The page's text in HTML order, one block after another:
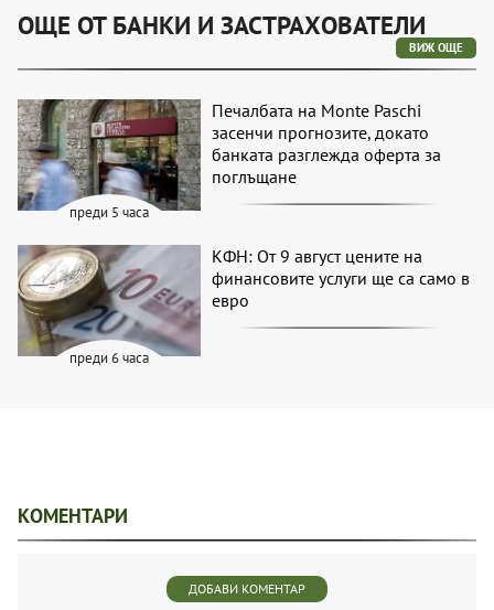
ОЩЕ ОТ БАНКИ И ЗАСТРАХОВАТЕЛИ
ВИЖ ОЩЕ
преди 5 часа
Печалбата на Monte Paschi
засенчи прогнозите, докато
банката разглежда оферта за
поглъщане
преди 6 часа
КФН: От 9 август цените на
финансовите услуги ще са само в
евро
КОМЕНТАРИ
ДОБАВИ КОМЕНТАР